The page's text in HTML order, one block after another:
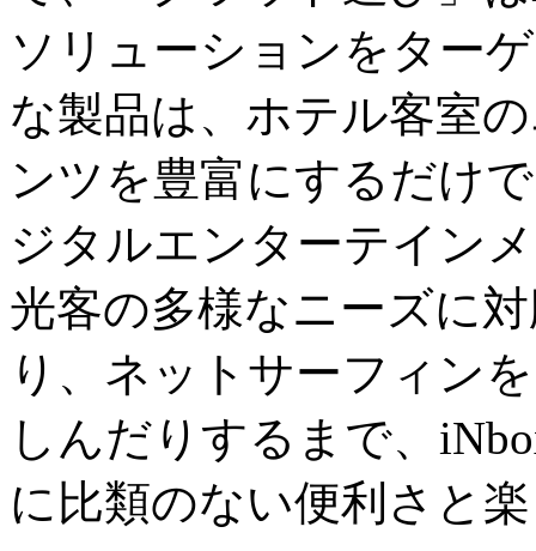
ソリューションをター
な製品は、ホテル客室
ンツを豊富にするだけ
ジタルエンターテイン
光客の多様なニーズに
り、ネットサーフィン
しんだりするまで、
に比類のない便利さと